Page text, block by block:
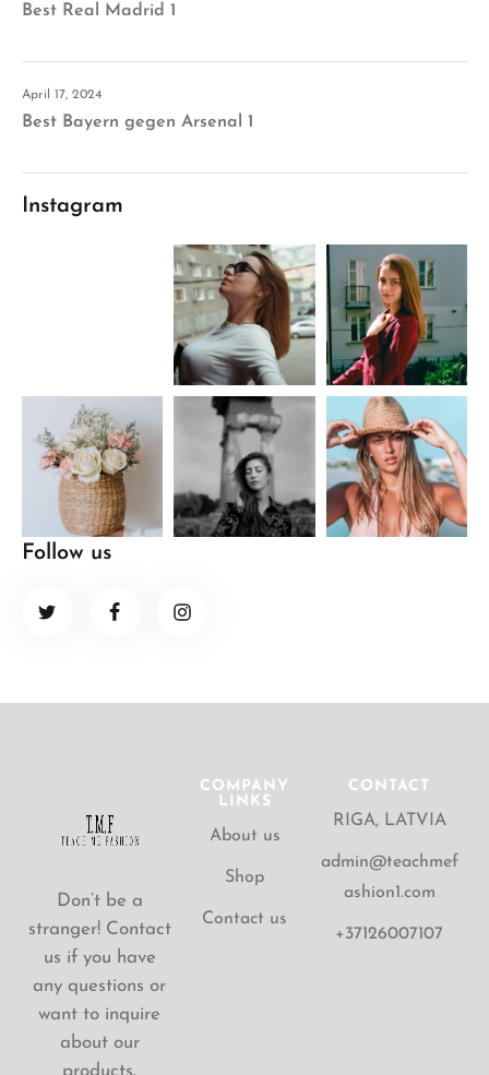
Best Real Madrid 1
April 17, 2024
Best Bayern gegen Arsenal 1
Instagram
Follow us
Don’t be a
stranger! Contact
us if you have
any questions or
want to inquire
about our
COMPANY
LINKS
About us
Shop
Contact us
CONTACT
RIGA, LATVIA
admin@teachmef
ashion1.com
+37126007107